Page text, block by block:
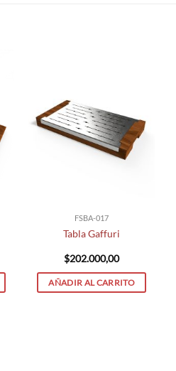
FSBA-017
Tabla Gaffuri
$202.000,00
AÑADIR AL CARRITO